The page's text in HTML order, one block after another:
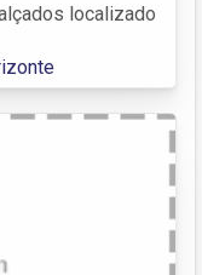
localizado